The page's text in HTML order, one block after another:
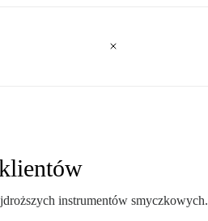
instrumentów smyczkowych.